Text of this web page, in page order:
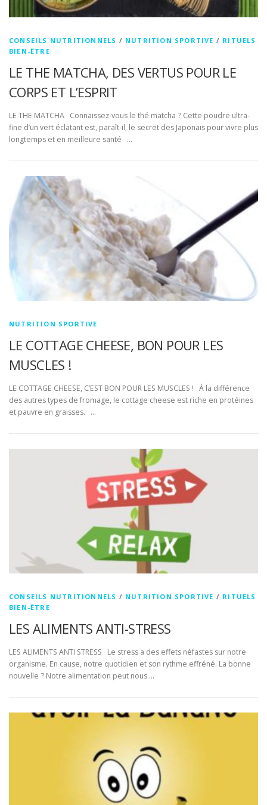
CONSEILS NUTRITIONNELS / NUTRITION SPORTIVE / RITUELS
BIEN-ÊTRE
LE THE MATCHA, DES VERTUS POUR LE
CORPS ET L’ESPRIT
LE THE MATCHA Connaissez-vous le thé matcha ? Cette poudre ultra-
fine d’un vert éclatant est, paraît-il, le secret des Japonais pour vivre plus
longtemps et en meilleure santé …
NUTRITION SPORTIVE
LE COTTAGE CHEESE, BON POUR LES
MUSCLES !
LE COTTAGE CHEESE, C’EST BON POUR LES MUSCLES ! À la différence
des autres types de fromage, le cottage cheese est riche en protéines
et pauvre en graisses. …
CONSEILS NUTRITIONNELS / NUTRITION SPORTIVE / RITUELS
BIEN-ÊTRE
LES ALIMENTS ANTI-STRESS
LES ALIMENTS ANTI STRESS Le stress a des effets néfastes sur notre
organisme. En cause, notre quotidien et son rythme effréné. La bonne
nouvelle ? Notre alimentation peut nous …